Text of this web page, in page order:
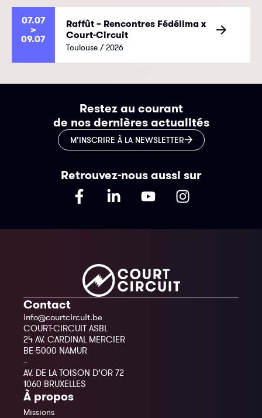
07.07
>
09.07
Raffût – Rencontres Fédélima x
Court-Circuit
Toulouse / 2026
Restez au courant
de nos dernières actualités
M’INSCRIRE À LA NEWSLETTER
Retrouvez-nous aussi sur
Contact
info@courtcircuit.be
COURT-CIRCUIT ASBL
24 AV. CARDINAL MERCIER
BE-5000 NAMUR
–
AV. DE LA TOISON D’OR 72
1060 BRUXELLES
À propos
Missions